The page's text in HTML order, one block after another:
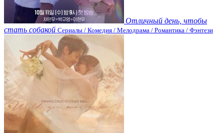
Отличный день, чтобы
стать собакой Сериалы / Комедия / Мелодрама / Романтика / Фэнтези